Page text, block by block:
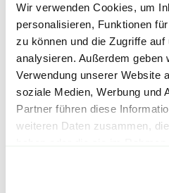
Wir verwenden Cookies, um
personalisieren, Funktionen
zu können und die Zugriffe
analysieren. Außerdem geben
Verwendung unserer Website
soziale Medien, Werbung und
Partner führen diese
weiteren Daten zusammen,
für Standardpakete
Zubehör)
7,95€für größere Pakete
Erde)
SPERRGUTVERSAND
14,95€